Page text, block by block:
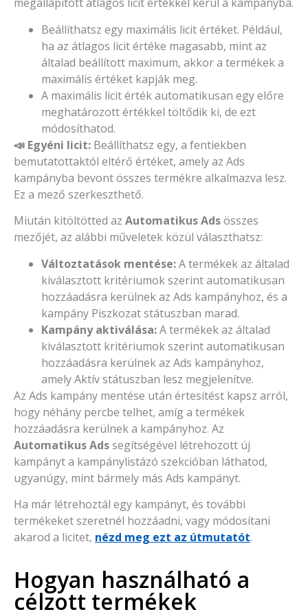
Beállíthatsz egy maximális licit értéket. Például,
ha az átlagos licit értéke magasabb, mint az
általad beállított maximum, akkor a termékek a
maximális értéket kapják meg.
A maximális licit érték automatikusan egy előre
meghatározott értékkel töltődik ki, de ezt
módosíthatod.
📣 Egyéni licit: Beállíthatsz egy, a fentiekben
bemutatottaktól eltérő értéket, amely az Ads
kampányba bevont összes termékre alkalmazva lesz.
Ez a mező szerkeszthető.
Miután kitöltötted az Automatikus Adsösszes
mezőjét, az alábbi műveletek közül választhatsz:
Változtatások mentése:A termékek az általad
kiválasztott kritériumok szerint automatikusan
hozzáadásra kerülnek az Ads kampányhoz, és a
kampány Piszkozat státuszban marad.
Kampány aktiválása:A termékek az általad
kiválasztott kritériumok szerint automatikusan
hozzáadásra kerülnek az Ads kampányhoz,
amely Aktív státuszban lesz megjelenítve.
Az Ads kampány mentése után értesítést kapsz arról,
hogy néhány percbe telhet, amíg a termékek
hozzáadásra kerülnek a kampányhoz. Az
Automatikus Adssegítségével létrehozott új
kampányt a kampánylistázó szekcióban láthatod,
ugyanúgy, mint bármely más Ads kampányt.
Ha már létrehoztál egy kampányt, és további
termékeket szeretnél hozzáadni, vagy módosítani
akarod a licitet, nézd meg ezt az útmutatót.
Hogyan használható a
célzott termékek